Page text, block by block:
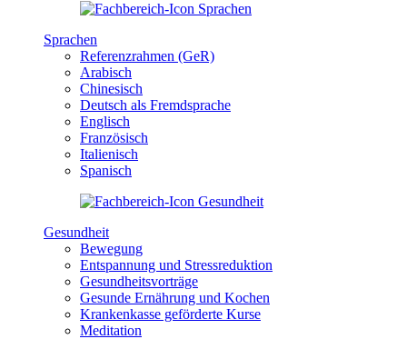
Sprachen
Referenzrahmen (GeR)
Arabisch
Chinesisch
Deutsch als Fremdsprache
Englisch
Französisch
Italienisch
Spanisch
Gesundheit
Bewegung
Entspannung und Stressreduktion
Gesundheitsvorträge
Gesunde Ernährung und Kochen
Krankenkasse geförderte Kurse
Meditation